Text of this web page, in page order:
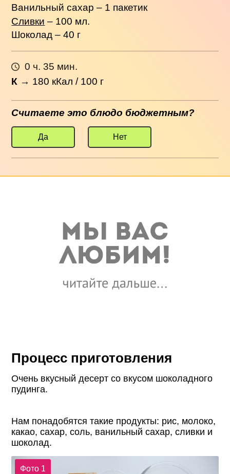
Ванильный сахар – 1 пакетик
Сливки – 100 мл.
Шоколад – 40 г
0 ч. 35 мин.
К → 180 кКал / 100 г
Считаете это блюдо бюджетным?
Да Нет
Процесс приготовления
Очень вкусный десерт со вкусом шоколадного
пудинга.
Нам понадобятся такие продукты: рис, молоко,
какао, сахар, соль, ванильный сахар, сливки и
шоколад.
Фото 1